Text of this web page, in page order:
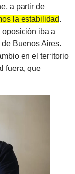
a partir de
la estabilidad.
oposición iba a
Buenos Aires.
en el territorio
fuera, que